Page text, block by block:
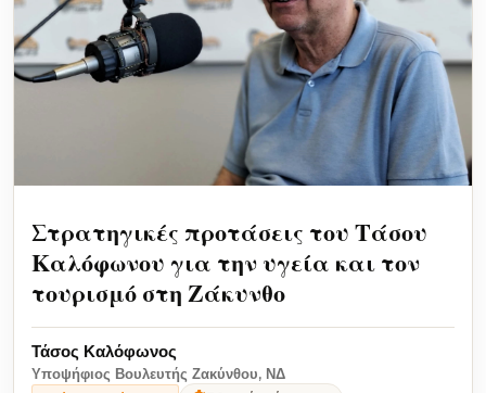
Στρατηγικές προτάσεις του Τάσου
Καλόφωνου για την υγεία και τον
τουρισμό στη Ζάκυνθο
Τάσος Καλόφωνος
Υποψήφιος Βουλευτής Ζακύνθου, ΝΔ